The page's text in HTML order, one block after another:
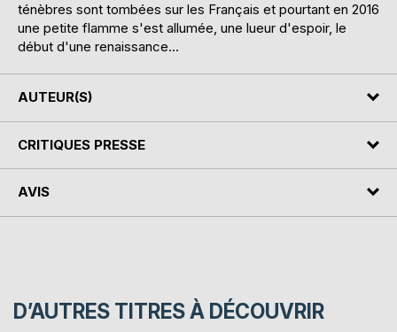
ténèbres sont tombées sur les Français et pourtant en 2016
une petite flamme s'est allumée, une lueur d'espoir, le
début d'une renaissance...
AUTEUR(S)
CRITIQUES PRESSE
AVIS
D’AUTRES TITRES À DÉCOUVRIR